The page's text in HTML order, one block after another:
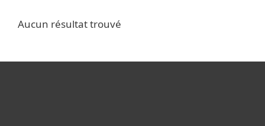
Aucun résultat trouvé